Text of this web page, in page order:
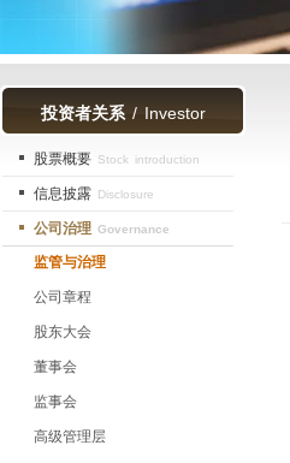
投资者关系/ Investor
股票概要 Stock introduction
信息披露 Disclosure
公司治理 Governance
监管与治理
公司章程
股东大会
董事会
监事会
高级管理层